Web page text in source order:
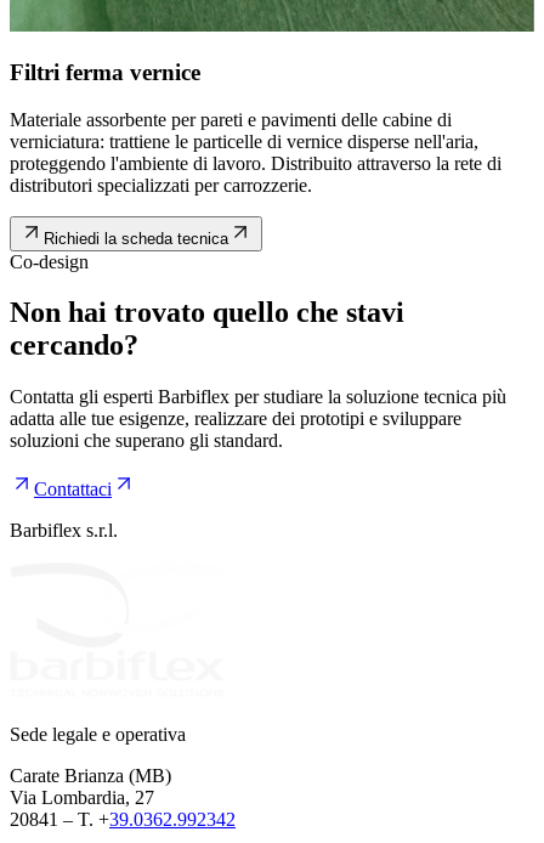
Filtri ferma vernice
Materiale assorbente per pareti e pavimenti delle cabine di
verniciatura: trattiene le particelle di vernice disperse nell'aria,
proteggendo l'ambiente di lavoro. Distribuito attraverso la rete di
distributori specializzati per carrozzerie.
Richiedi la scheda tecnica
Co-design
Non hai trovato quello che stavi
cercando?
Contatta gli esperti Barbiflex per studiare la soluzione tecnica più
adatta alle tue esigenze, realizzare dei prototipi e sviluppare
soluzioni che superano gli standard.
Contattaci
Barbiflex s.r.l.
Sede legale e operativa
Carate Brianza (MB)
Via Lombardia, 27
20841 – T. +39.0362.992342